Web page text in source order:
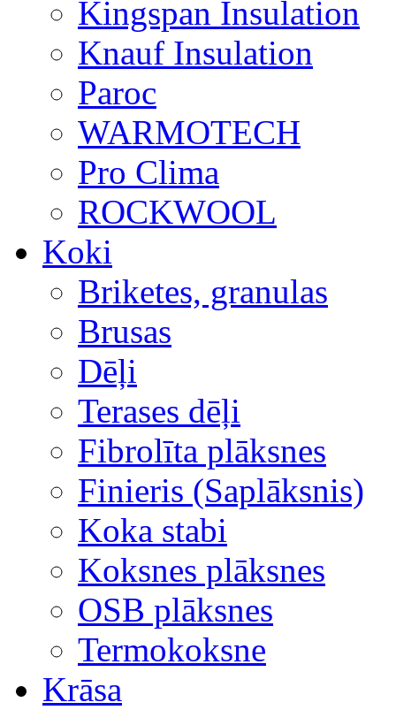
Kingspan Insulation
Knauf Insulation
Paroc
WARMOTECH
Pro Clima
ROCKWOOL
Koki
Briketes, granulas
Brusas
Dēļi
Terases dēļi
Fibrolīta plāksnes
Finieris (Saplāksnis)
Koka stabi
Koksnes plāksnes
OSB plāksnes
Termokoksne
Krāsa